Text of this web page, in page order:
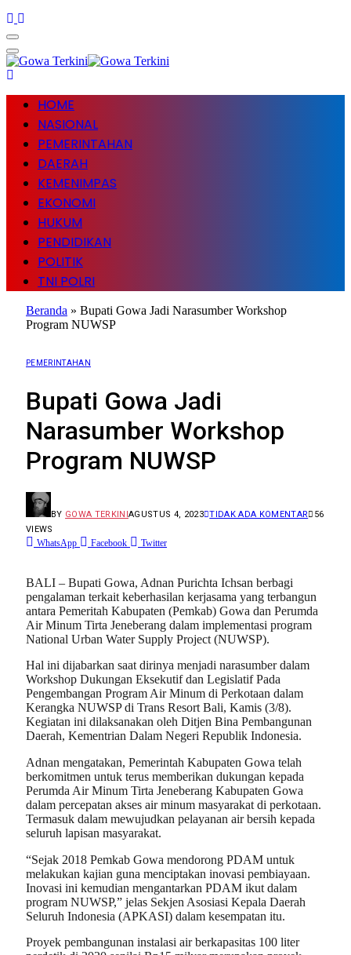
HOME
NASIONAL
PEMERINTAHAN
DAERAH
KEMENIMPAS
EKONOMI
HUKUM
PENDIDIKAN
POLITIK
TNI POLRI
Beranda » Bupati Gowa Jadi Narasumber Workshop
Program NUWSP
PEMERINTAHAN
Bupati Gowa Jadi
Narasumber Workshop
Program NUWSP
BY GOWA TERKINIAGUSTUS 4, 2023 TIDAK ADA KOMENTAR
56
VIEWS
WhatsApp Facebook Twitter
BALI – Bupati Gowa, Adnan Purichta Ichsan berbagi
pengalaman terkait keberhasilan kerjasama yang terbangun
antara Pemeritah Kabupaten (Pemkab) Gowa dan Perumda
Air Minum Tirta Jeneberang dalam implementasi program
National Urban Water Supply Project (NUWSP).
Hal ini dijabarkan saat dirinya menjadi narasumber dalam
Workshop Dukungan Eksekutif dan Legislatif Pada
Pengembangan Program Air Minum di Perkotaan dalam
Kerangka NUWSP di Trans Resort Bali, Kamis (3/8).
Kegiatan ini dilaksanakan oleh Ditjen Bina Pembangunan
Daerah, Kementrian Dalam Negeri Republik Indonesia.
Adnan mengatakan, Pemerintah Kabupaten Gowa telah
berkomitmen untuk terus memberikan dukungan kepada
Perumda Air Minum Tirta Jeneberang Kabupaten Gowa
dalam percepatan akses air minum masyarakat di perkotaan.
Termasuk dalam mewujudkan pelayanan air bersih kepada
seluruh lapisan masyarakat.
“Sejak 2018 Pemkab Gowa mendorong PDAM untuk
melakukan kajian guna menciptakan inovasi pembiayaan.
Inovasi ini kemudian mengantarkan PDAM ikut dalam
program NUWSP,” jelas Sekjen Asosiasi Kepala Daerah
Seluruh Indonesia (APKASI) dalam kesempatan itu.
Proyek pembangunan instalasi air berkapasitas 100 liter